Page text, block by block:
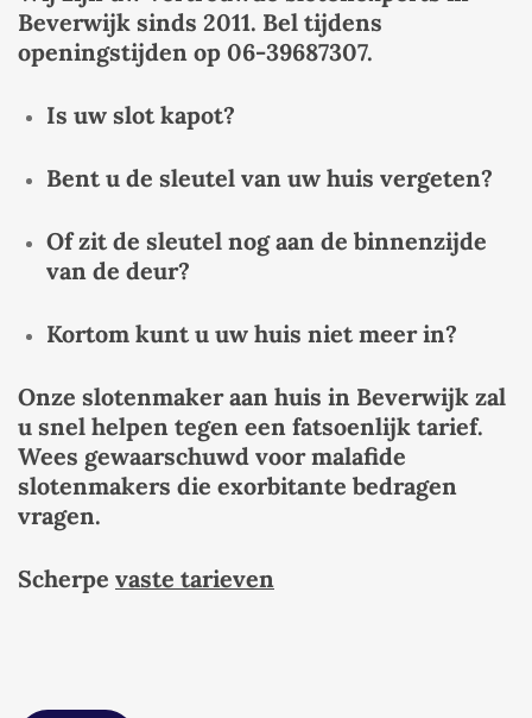
Beverwijk sinds 2011. Bel tijdens
openingstijden op 06-39687307.
Is uw slot kapot?
Bent u de sleutel van uw huis vergeten?
Of zit de sleutel nog aan de binnenzijde
van de deur?
Kortom kunt u uw huis niet meer in?
Onze slotenmaker aan huis in Beverwijk zal
u snel helpen tegen een fatsoenlijk tarief.
Wees gewaarschuwd voor malafide
slotenmakers die exorbitante bedragen
vragen.
Scherpe vaste tarieven